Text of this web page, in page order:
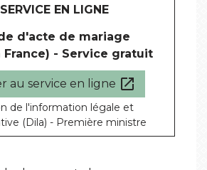
SERVICE EN LIGNE
d'acte de mariage
France) - Service gratuit
au service en ligne open_in_new
de l'information légale et
(Dila) - Première ministre